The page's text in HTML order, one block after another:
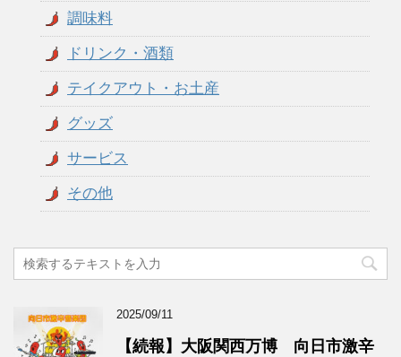
調味料
ドリンク・酒類
テイクアウト・お土産
グッズ
サービス
その他
2025/09/11
【続報】大阪関西万博 向日市激辛